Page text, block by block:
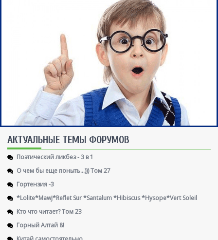
AКТУАЛЬНЫЕ ТЕМЫ ФОРУМОВ
Поэтический ликбез - 3 в 1
О чем бы еще поныть...))) Том 27
Гортензия -3
*Lolite*Mawj*Reflet Sur *Santalum *Hibiscus *Hysope*Vert Soleil
Кто что читает? Том 23
Горный Алтай 8!